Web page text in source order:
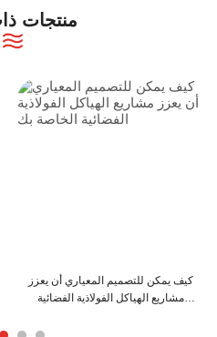
منتجات
كيف يمكن للتصميم المعياري أن يعزز
مشاريع الهياكل الفولاذية الفضائية